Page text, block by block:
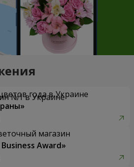
года в Украине
магазин
Award»